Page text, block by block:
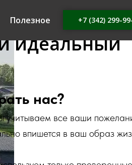
Полезное +7 (342) 299-
идеальный
нас?
учитываем все ваши
впишется в ваш образ